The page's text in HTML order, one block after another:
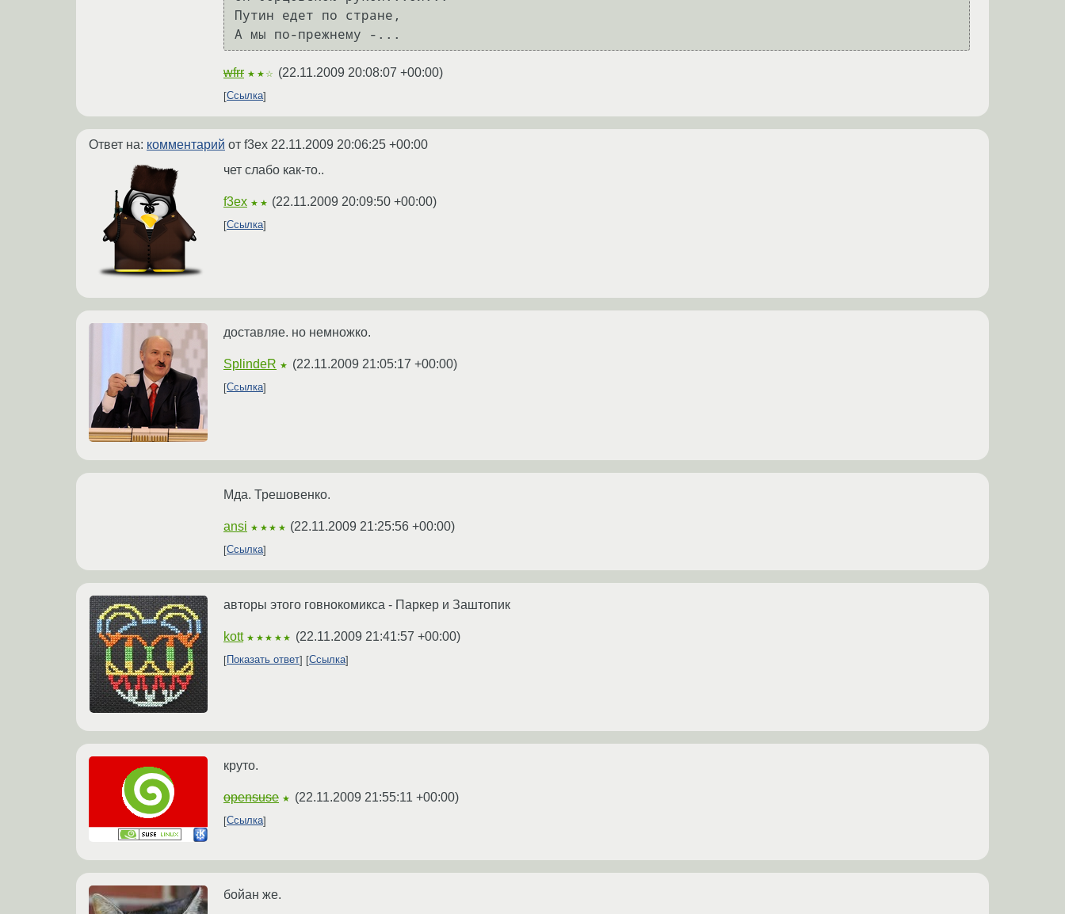
Путин едет по стране,
wfrr ★★☆ (22.11.2009 20:08:07 +00:00)
Ссылка
Ответ на: комментарий от f3ex 22.11.2009 20:06:25 +00:00
чет слабо как-то..
f3ex ★★ (22.11.2009 20:09:50 +00:00)
Ссылка
доставляе. но немножко.
SplindeR ★ (22.11.2009 21:05:17 +00:00)
Ссылка
Мда. Трешовенко.
ansi ★★★★ (22.11.2009 21:25:56 +00:00)
Ссылка
авторы этого говнокомикса - Паркер и Заштопик
kott ★★★★★ (22.11.2009 21:41:57 +00:00)
Показать ответ Ссылка
круто.
opensuse ★ (22.11.2009 21:55:11 +00:00)
Ссылка
бойан же.